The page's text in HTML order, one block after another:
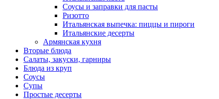
Соусы и заправки для пасты
Ризотто
Итальянская выпечка: пиццы и пироги
Итальянские десерты
Армянская кухня
Вторые блюда
Салаты, закуски, гарниры
Блюда из круп
Соусы
Супы
Простые десерты